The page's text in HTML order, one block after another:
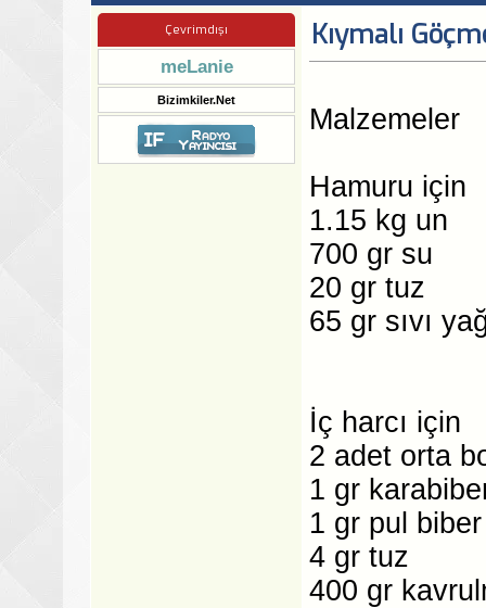
Çevrimdışı
meLanie
Bizimkiler.Net
Kıymalı
Malzemeler
Hamuru için
1.15 kg un
700 gr su
20 gr tuz
65 gr sıvı
İç harcı için
2 adet orta
1 gr
1 gr pul biber
4 gr tuz
400 gr